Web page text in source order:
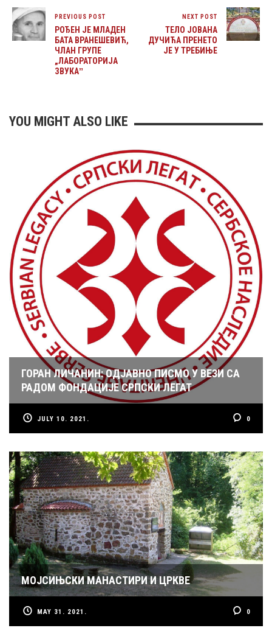
PREVIOUS POST
РОЂЕН ЈЕ МЛАДЕН
БАТА ВРАНЕШЕВИЋ,
ЧЛАН ГРУПЕ
„ЛАБОРАТОРИЈА
ЗВУКАˮ
NEXT POST
ТЕЛО ЈОВАНА
ДУЧИЋА ПРЕНЕТО
ЈЕ У ТРЕБИЊЕ
YOU MIGHT ALSO LIKE
ГОРАН ЛИЧАНИН: ОДЈАВНО ПИСМО У ВЕЗИ СА
РАДОМ ФОНДАЦИЈЕ СРПСКИ ЛЕГАТ
JULY 10. 2021. 0
МОЈСИЊСКИ МАНАСТИРИ И ЦРКВЕ
MAY 31. 2021. 0